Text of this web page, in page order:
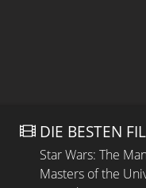
DIE BESTEN
Star Wars: The
Masters of the